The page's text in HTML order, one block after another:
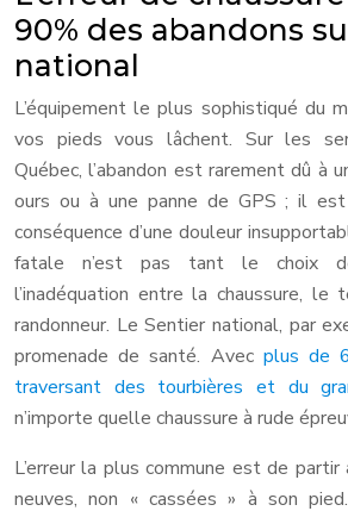
90% des abandons
national
L’équipement le plus sophistiqué du
vos pieds vous lâchent. Sur les
Québec, l’abandon est rarement dû à
ours ou à une panne de GPS ; il
conséquence d’une douleur
fatale n’est pas tant le choix
l’inadéquation entre la chaussure,
randonneur. Le Sentier national, par
promenade de santé. Avec plus de
traversant des tourbières et du
n’importe quelle chaussure à rude
L’erreur la plus commune est de partir
neuves, non « cassées » à son